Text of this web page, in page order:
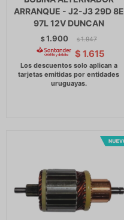
ARRANQUE - J2-J3 29D 8E
97L 12V DUNCAN
$1.900 $ 1.947
$ 1.615